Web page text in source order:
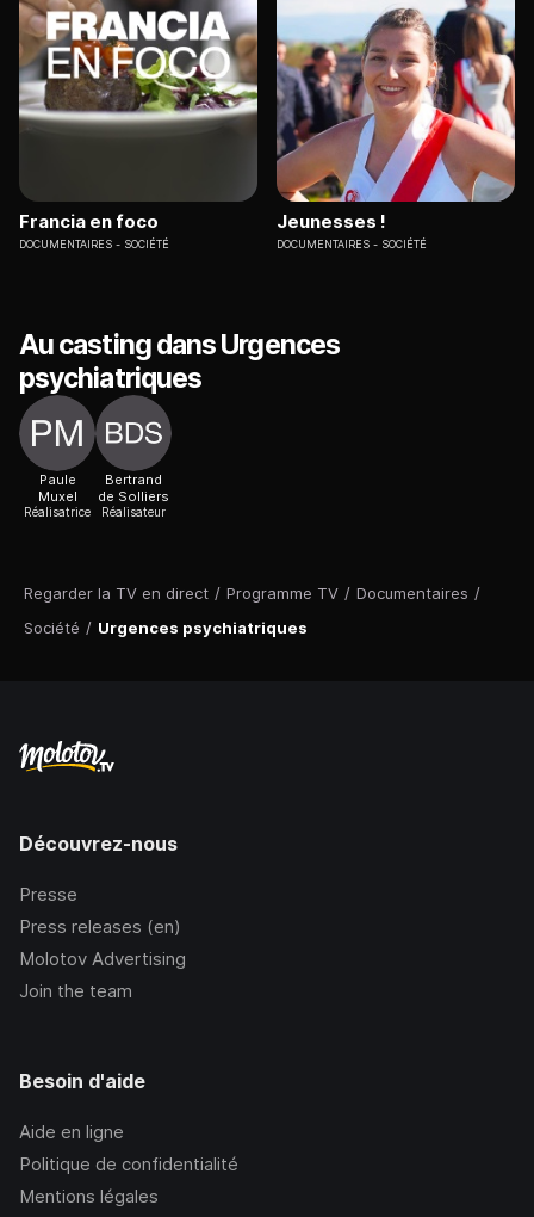
Regarder la TV en direct / Programme TV / Documentaires /
Société / Urgences psychiatriques
Francia en foco
DOCUMENTAIRES SOCIÉTÉ
Jeunesses !
DOCUMENTAIRES SOCIÉTÉ
Au casting dans Urgences
psychiatriques
Paule
Muxel
Réalisatrice
Bertrand
de Solliers
Réalisateur
Découvrez-nous
Presse
Press releases (en)
Molotov Advertising
Join the team
Besoin d'aide
Aide en ligne
Politique de confidentialité
Mentions légales